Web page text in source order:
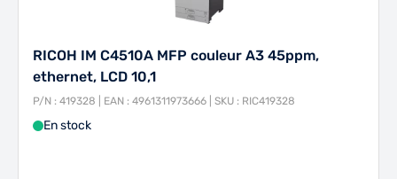
RICOH IM C4510A MFP couleur A3 45ppm,
ethernet, LCD 10,1
P/N : 419328 | EAN : 4961311973666 | SKU : RIC419328
En stock